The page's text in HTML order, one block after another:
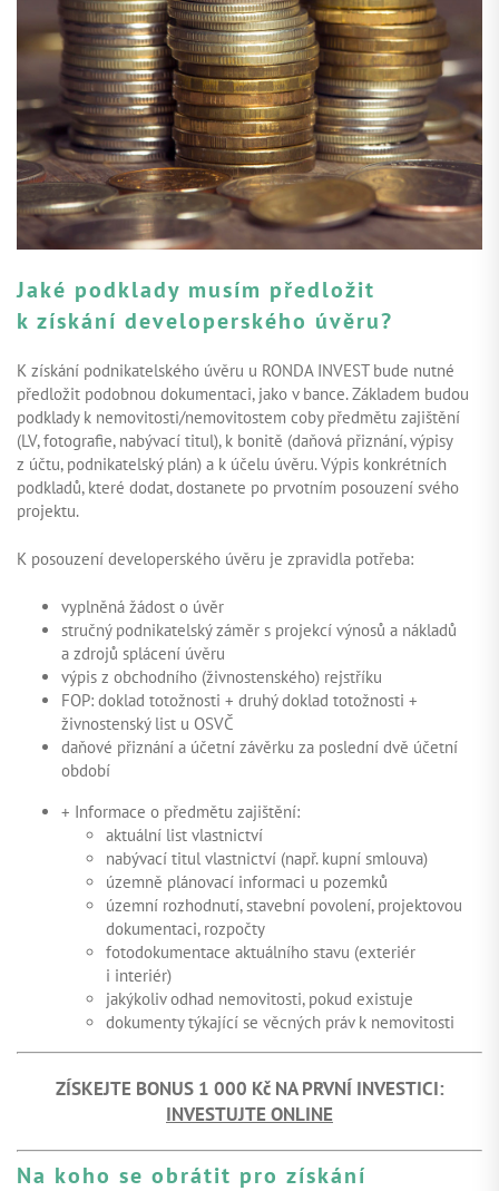
Jaké podklady musím předložit
k získání developerského úvěru?
K získání podnikatelského úvěru u RONDA INVEST bude nutné
předložit podobnou dokumentaci, jako v bance. Základem budou
podklady k nemovitosti/nemovitostem coby předmětu zajištění
(LV, fotografie, nabývací titul), k bonitě (daňová přiznání, výpisy
z účtu, podnikatelský plán) a k účelu úvěru. Výpis konkrétních
podkladů, které dodat, dostanete po prvotním posouzení svého
projektu.
K posouzení developerského úvěru je zpravidla potřeba:
vyplněná žádost o úvěr
stručný podnikatelský záměr s projekcí výnosů a nákladů
a zdrojů splácení úvěru
výpis z obchodního (živnostenského) rejstříku
FOP: doklad totožnosti + druhý doklad totožnosti +
živnostenský list u OSVČ
daňové přiznání a účetní závěrku za poslední dvě účetní
období
+ Informace o předmětu zajištění:
aktuální list vlastnictví
nabývací titul vlastnictví (např. kupní smlouva)
územně plánovací informaci u pozemků
územní rozhodnutí, stavební povolení, projektovou
dokumentaci, rozpočty
fotodokumentace aktuálního stavu (exteriér
i interiér)
jakýkoliv odhad nemovitosti, pokud existuje
dokumenty týkající se věcných práv k nemovitosti
ZÍSKEJTE BONUS 1 000 Kč NA PRVNÍ INVESTICI:
INVESTUJTE ONLINE
Na koho se obrátit pro získání